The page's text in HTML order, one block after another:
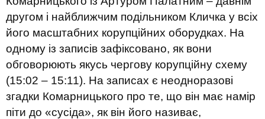
другом і найближчим подільником Кличка у всіх
його масштабних корупційних оборудках. На
одному із записів зафіксовано, як вони
обговорюють якусь чергову корупційну схему
(15:02 – 15:11). На записах є неодноразові
згадки Комарницького про те, що він має намір
піти до «сусіда», як він його називає,